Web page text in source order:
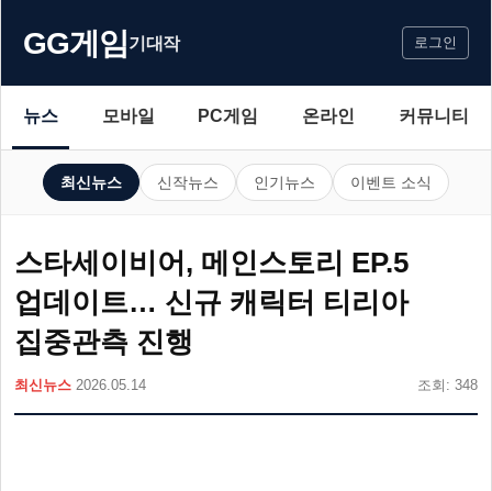
GG게임기대작 로그인
뉴스 모바일 PC게임 온라인 커뮤니티
최신뉴스 신작뉴스 인기뉴스 이벤트 소식
스타세이비어, 메인스토리 EP.5
업데이트… 신규 캐릭터 티리아
집중관측 진행
최신뉴스 2026.05.14 조회: 348